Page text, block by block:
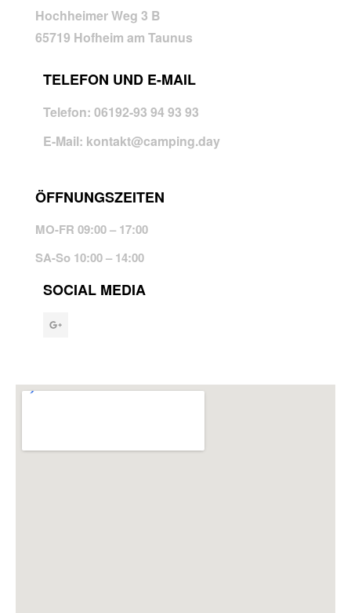
Hochheimer Weg 3 B
65719 Hofheim am Taunus
TELEFON UND E-MAIL
Telefon: 06192-93 94 93 93
E-Mail: kontakt@camping.day
ÖFFNUNGSZEITEN
MO-FR 09:00 – 17:00
SA-So 10:00 – 14:00
SOCIAL MEDIA